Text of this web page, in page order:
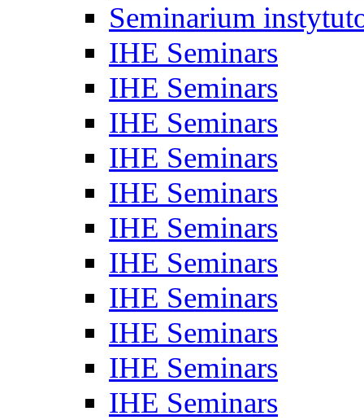
Seminarium
IHE Seminars
IHE Seminars
IHE Seminars
IHE Seminars
IHE Seminars
IHE Seminars
IHE Seminars
IHE Seminars
IHE Seminars
IHE Seminars
IHE Seminars